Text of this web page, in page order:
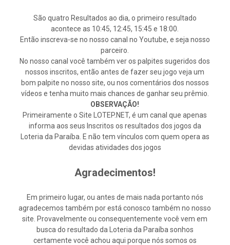
São quatro Resultados ao dia, o primeiro resultado
acontece as 10:45, 12:45, 15:45 e 18:00.
Então inscreva-se no nosso canal no Youtube, e seja nosso
parceiro.
No nosso canal você também ver os palpites sugeridos dos
nossos inscritos, então antes de fazer seu jogo veja um
bom palpite no nosso site, ou nos comentários dos nossos
vídeos e tenha muito mais chances de ganhar seu prêmio.
OBSERVAÇÃO!
Primeiramente o Site LOTEP.NET, é um canal que apenas
informa aos seus Inscritos os resultados dos jogos da
Loteria da Paraíba. E não tem vínculos com quem opera as
devidas atividades dos jogos
Agradecimentos!
Em primeiro lugar, ou antes de mais nada portanto nós
agradecemos também por está conosco também no nosso
site. Provavelmente ou consequentemente você vem em
busca do resultado da Loteria da Paraíba sonhos
certamente você achou aqui porque nós somos os